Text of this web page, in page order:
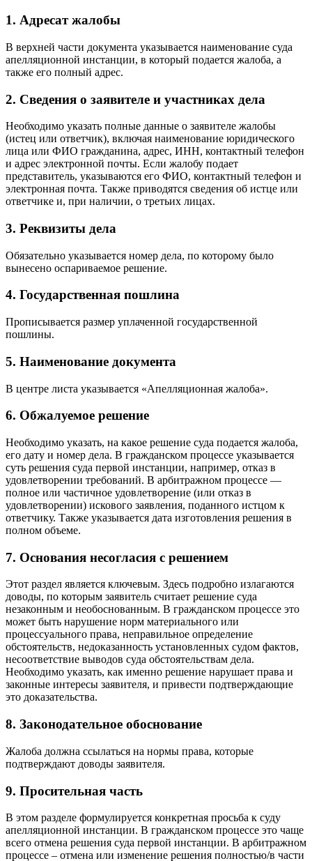
1. Адресат жалобы
В верхней части документа указывается наименование суда
апелляционной инстанции, в который подается жалоба, а
также его полный адрес.
2. Сведения о заявителе и участниках дела
Необходимо указать полные данные о заявителе жалобы
(истец или ответчик), включая наименование юридического
лица или ФИО гражданина, адрес, ИНН, контактный телефон
и адрес электронной почты. Если жалобу подает
представитель, указываются его ФИО, контактный телефон и
электронная почта. Также приводятся сведения об истце или
ответчике и, при наличии, о третьих лицах.
3. Реквизиты дела
Обязательно указывается номер дела, по которому было
вынесено оспариваемое решение.
4. Государственная пошлина
Прописывается размер уплаченной государственной
пошлины.
5. Наименование документа
В центре листа указывается «Апелляционная жалоба».
6. Обжалуемое решение
Необходимо указать, на какое решение суда подается жалоба,
его дату и номер дела. В гражданском процессе указывается
суть решения суда первой инстанции, например, отказ в
удовлетворении требований. В арбитражном процессе —
полное или частичное удовлетворение (или отказ в
удовлетворении) искового заявления, поданного истцом к
ответчику. Также указывается дата изготовления решения в
полном объеме.
7. Основания несогласия с решением
Этот раздел является ключевым. Здесь подробно излагаются
доводы, по которым заявитель считает решение суда
незаконным и необоснованным. В гражданском процессе это
может быть нарушение норм материального или
процессуального права, неправильное определение
обстоятельств, недоказанность установленных судом фактов,
несоответствие выводов суда обстоятельствам дела.
Необходимо указать, как именно решение нарушает права и
законные интересы заявителя, и привести подтверждающие
это доказательства.
8. Законодательное обоснование
Жалоба должна ссылаться на нормы права, которые
подтверждают доводы заявителя.
9. Просительная часть
В этом разделе формулируется конкретная просьба к суду
апелляционной инстанции. В гражданском процессе это чаще
всего отмена решения суда первой инстанции. В арбитражном
процессе – отмена или изменение решения полностью/в части